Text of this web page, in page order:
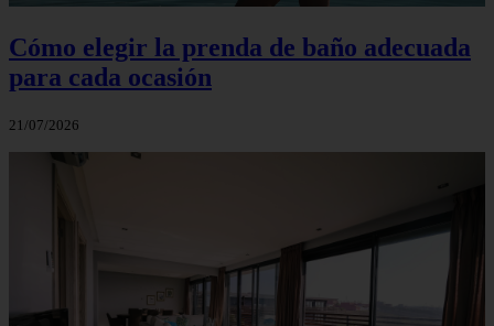
Cómo elegir la prenda de baño adecuada
para cada ocasión
21/07/2026